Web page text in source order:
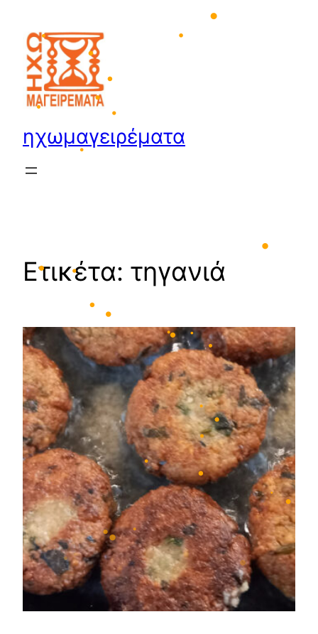
•
•
•
•
•
•
•
•
•
•
•
•
•
•
•
περιεχόμενο
ηχωμαγειρέματα
Ετικέτα: τηγανιά